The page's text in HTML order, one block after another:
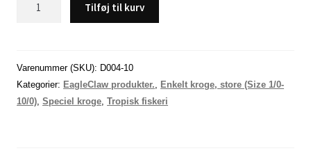
7/0
kroge
(9/0)
Tilføj til kurv
Varenummer (SKU): D004-10
Kategorier: EagleClaw produkter., Enkelt kroge, store (Size 1/0-
10/0),Speciel kroge,Tropisk fiskeri